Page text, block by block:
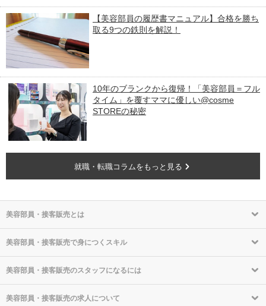
【美容部員の履歴書マニュアル】合格を勝ち
取る9つの鉄則を解説！
10年のブランクから復帰！「美容部員＝フル
タイム」を覆すママに優しい@cosme
STOREの秘密
就職・転職コラムをもっと見る
美容部員・接客販売とは
美容部員・接客販売で身につくスキル
美容部員・接客販売のスタッフになるには
美容部員・接客販売の求人について